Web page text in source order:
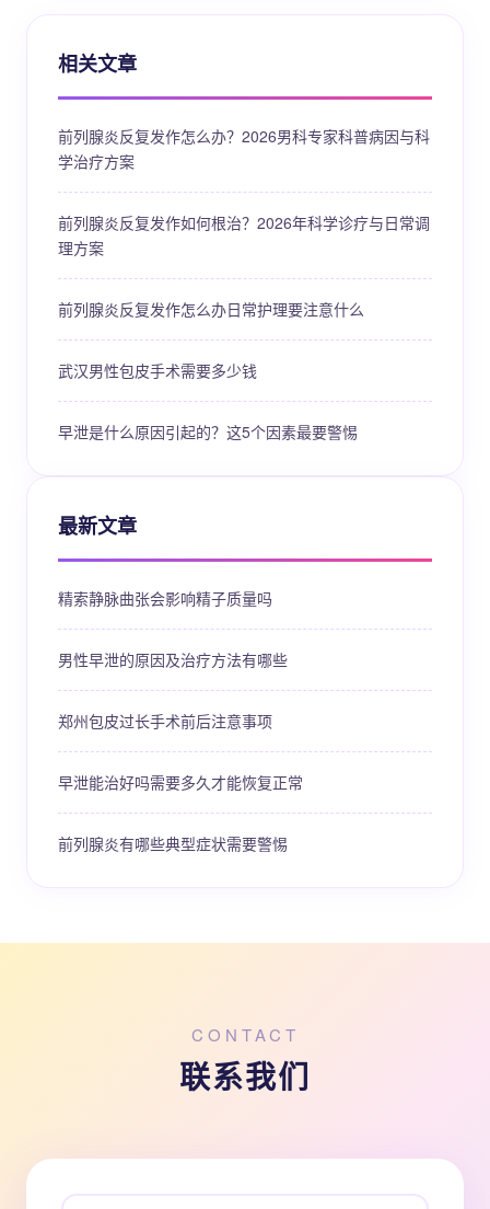
相关文章
前列腺炎反复发作怎么办？2026男科专家科普病因与科
学治疗方案
前列腺炎反复发作如何根治？2026年科学诊疗与日常调
理方案
前列腺炎反复发作怎么办日常护理要注意什么
武汉男性包皮手术需要多少钱
早泄是什么原因引起的？这5个因素最要警惕
最新文章
精索静脉曲张会影响精子质量吗
男性早泄的原因及治疗方法有哪些
郑州包皮过长手术前后注意事项
早泄能治好吗需要多久才能恢复正常
前列腺炎有哪些典型症状需要警惕
CONTACT
联系我们